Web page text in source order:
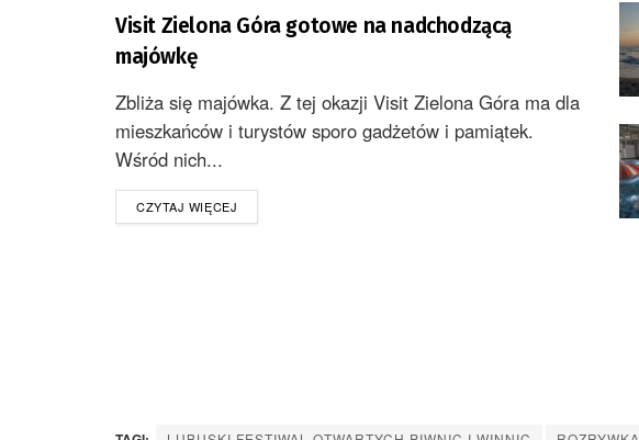
Visit Zielona Góra gotowe na nadchodzącą
majówkę
Zbliża się majówka. Z tej okazji Visit Zielona Góra ma dla
mieszkańców i turystów sporo gadżetów i pamiątek.
Wśród nich...
CZYTAJ WIĘCEJ